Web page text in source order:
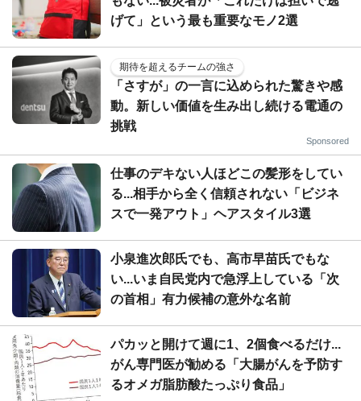
げて」という最も重要なモノ2選
期待を超えるチームの強さ
「さすが」の一言に込められた驚きや感
動。新しい価値を生み出し続ける電通の
挑戦
Sponsored
仕事のデキない人ほどこの髪形をしてい
る...相手から全く信頼されない「ビジネ
スで一発アウト」ヘアスタイル3選
小泉進次郎氏でも、高市早苗氏でもな
い...いま自民党内で急浮上している「次
の首相」有力候補の意外な名前
パカッと開けて週に1、2個食べるだけ...
がん専門医が勧める「大腸がんを予防す
るオメガ脂肪酸たっぷり食品」